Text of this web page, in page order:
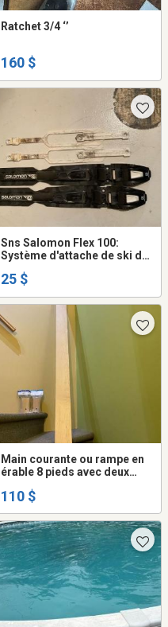
Ratchet 3/4 ‘’
160 $
Sns Salomon Flex 100:
Système d'attache de ski de
25 $
Main courante ou rampe en
érable 8 pieds avec deux
110 $